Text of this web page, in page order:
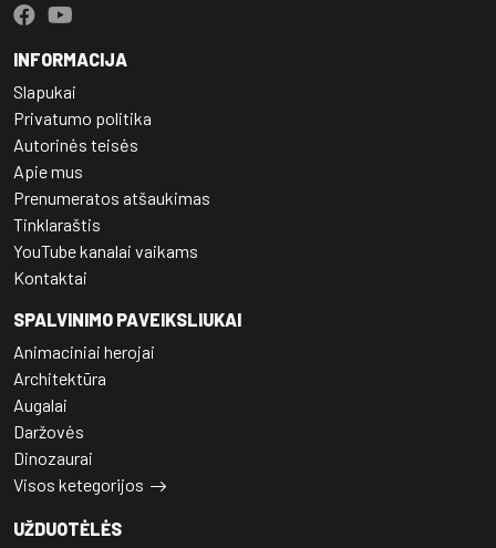
INFORMACIJA
Slapukai
Privatumo politika
Autorinės teisės
Apie mus
Prenumeratos atšaukimas
Tinklaraštis
YouTube kanalai vaikams
Kontaktai
SPALVINIMO PAVEIKSLIUKAI
Animaciniai herojai
Architektūra
Augalai
Daržovės
Dinozaurai
Visos ketegorijos
UŽDUOTĖLĖS